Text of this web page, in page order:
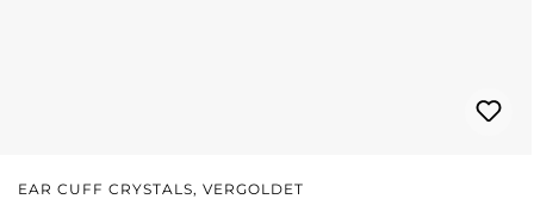
EAR CUFF CRYSTALS, VERGOLDET